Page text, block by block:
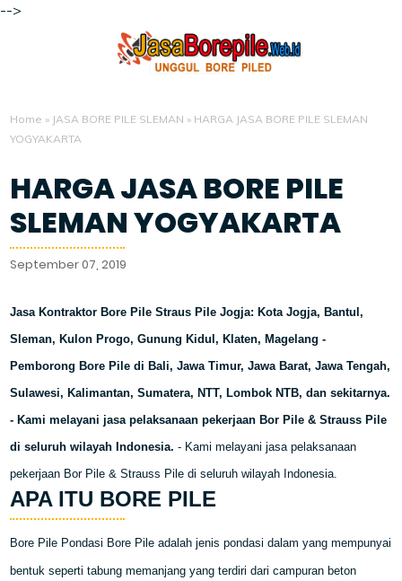
-->
Home » JASA BORE PILE SLEMAN » HARGA JASA BORE PILE SLEMAN
YOGYAKARTA
HARGA JASA BORE PILE
SLEMAN YOGYAKARTA
September 07, 2019
Jasa Kontraktor Bore Pile Straus Pile Jogja: Kota Jogja, Bantul,
Sleman, Kulon Progo, Gunung Kidul, Klaten, Magelang -
Pemborong Bore Pile di Bali, Jawa Timur, Jawa Barat, Jawa Tengah,
Sulawesi, Kalimantan, Sumatera, NTT, Lombok NTB, dan sekitarnya.
- Kami melayani jasa pelaksanaan pekerjaan Bor Pile & Strauss Pile
di seluruh wilayah Indonesia. - Kami melayani jasa pelaksanaan
pekerjaan Bor Pile & Strauss Pile di seluruh wilayah Indonesia.
APA ITU BORE PILE
Bore Pile Pondasi Bore Pile adalah jenis pondasi dalam yang mempunyai
bentuk seperti tabung memanjang yang terdiri dari campuran beton